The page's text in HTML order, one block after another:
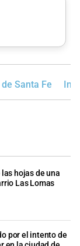
Santa Fe
hojas de una
Las Lomas
por el intento de